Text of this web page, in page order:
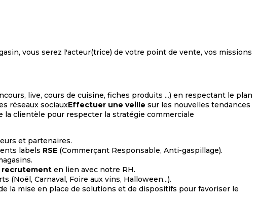
vous serez l'acteur(trice) de votre point de vente, vos missions
live, cours de cuisine, fiches produits ...) en respectant le plan
réseaux sociauxEffectuer une veille sur les nouvelles tendances
clientèle pour respecter la stratégie commerciale
et partenaires.
labels RSE (Commerçant Responsable, Anti-gaspillage).
recrutement en lien avec notre RH.
(Noël, Carnaval, Foire aux vins, Halloween...).
la mise en place de solutions et de dispositifs pour favoriser le